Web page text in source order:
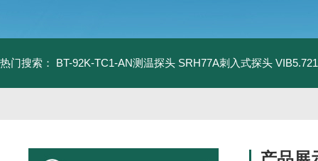
热门搜索： BT-92K-TC1-AN测温探头 SRH77A刺入式探头